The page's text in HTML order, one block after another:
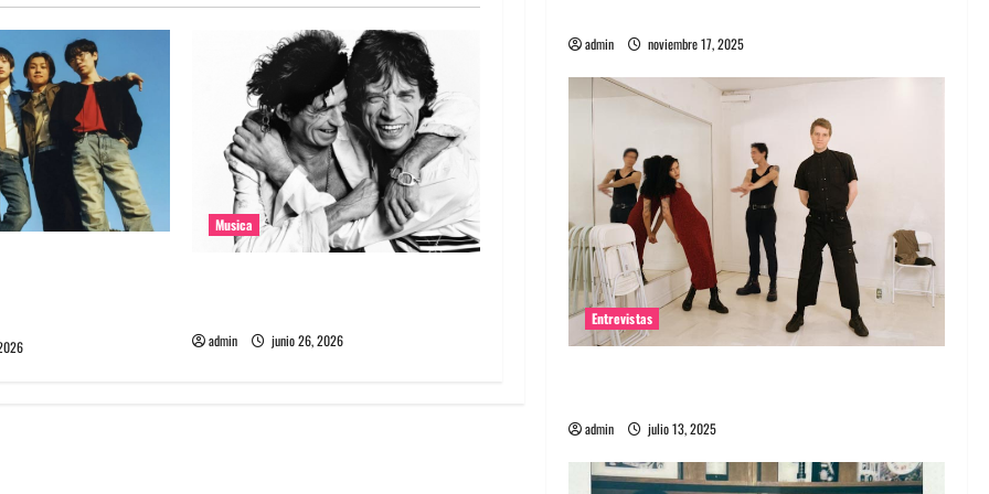
Musica
admin junio 26, 2026
admin noviembre 17, 2025
Entrevistas
admin julio 13, 2025